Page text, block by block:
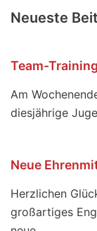
Neueste
Team-Training
Am
diesjährige
Neue
Herzlichen
großartiges